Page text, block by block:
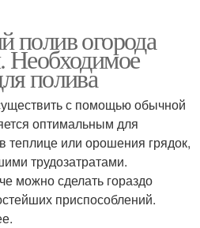
полив огорода
Необходимое
полива
с помощью обычной
оптимальным для
или орошения грядок,
трудозатратами.
можно сделать гораздо
приспособлений.